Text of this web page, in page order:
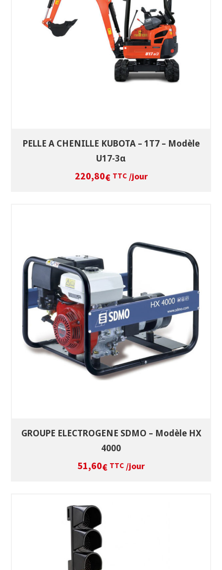
SÉLECTIONNEZ LES DATES
VOIR LE PRODUIT
PELLE A CHENILLE KUBOTA – 1T7 – Modèle
U17-3α
220,80€ TTC /jour
SÉLECTIONNEZ LES DATES
VOIR LE PRODUIT
GROUPE ELECTROGENE SDMO – Modèle HX
4000
51,60€ TTC /jour